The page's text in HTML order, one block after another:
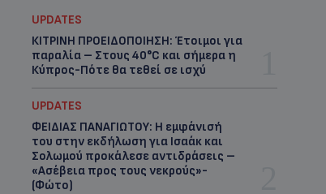
UPDATES
ΚΙΤΡΙΝΗ ΠΡΟΕΙΔΟΠΟΙΗΣΗ: Έτοιμοι για
παραλία – Στους 40°C και σήμερα η
Κύπρος-Πότε θα τεθεί σε ισχύ
UPDATES
ΦΕΙΔΙΑΣ ΠΑΝΑΓΙΩΤΟΥ: Η εμφάνισή
του στην εκδήλωση για Ισαάκ και
Σολωμού προκάλεσε αντιδράσεις –
«Ασέβεια προς τους νεκρούς»-
(Φώτο)